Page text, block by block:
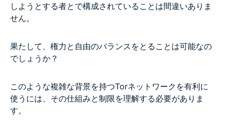
しようとする者とで構成されていることは間違いありま
せん。
果たして、権力と自由のバランスをとることは可能なの
でしょうか？
このような複雑な背景を持つTorネットワークを有利に
使うには、その仕組みと制限を理解する必要がありま
す。